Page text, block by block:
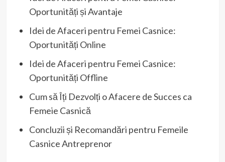
Oportunități și Avantaje
Idei de Afaceri pentru Femei Casnice:
Oportunități Online
Idei de Afaceri pentru Femei Casnice:
Oportunități Offline
Cum să Îți Dezvolți o Afacere de Succes ca
Femeie Casnică
Concluzii și Recomandări pentru Femeile
Casnice Antreprenor